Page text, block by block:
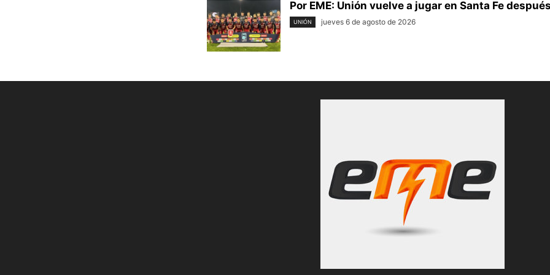
Por EME: Unión vuelve a jugar en Santa Fe
UNIÓN jueves 6 de agosto de 2026